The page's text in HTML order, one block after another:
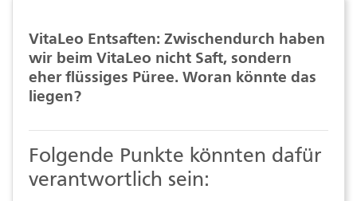
VitaLeo Entsaften: Zwischendurch haben
wir beim VitaLeo nicht Saft, sondern
eher flüssiges Püree. Woran könnte das
liegen?
Folgende Punkte könnten dafür
verantwortlich sein: